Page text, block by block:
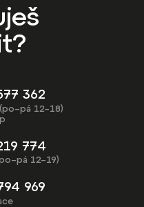
362
12–18)
774
12–19)
969